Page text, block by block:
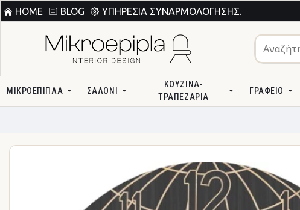
HOME BLOG ΥΠΗΡΕΣΊΑ ΣΥΝΑΡΜΟΛΌΓΗΣΗΣ.
ΜΙΚΡΟΕΠΙΠΛΑ ΣΑΛΌΝΙ
ΚΟΥΖΊΝΑ-
ΤΡΑΠΕΖΑΡΊΑ
ΓΡΑΦΕΊΟ